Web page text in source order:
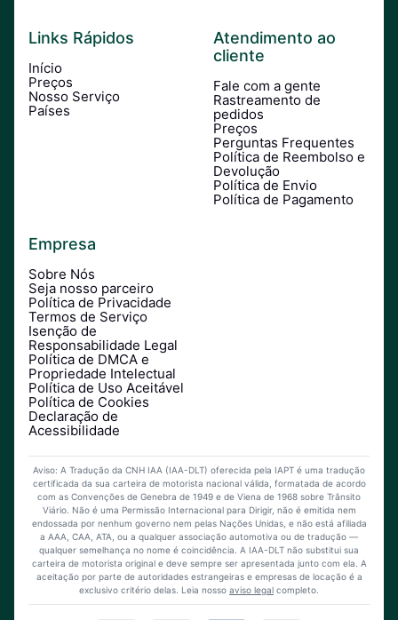
Links Rápidos
Início
Preços
Nosso Serviço
Países
Atendimento ao
cliente
Fale com a gente
Rastreamento de
pedidos
Preços
Perguntas Frequentes
Política de Reembolso e
Devolução
Política de Envio
Política de Pagamento
Empresa
Sobre Nós
Seja nosso parceiro
Política de Privacidade
Termos de Serviço
Isenção de
Responsabilidade Legal
Política de DMCA e
Propriedade Intelectual
Política de Uso Aceitável
Política de Cookies
Declaração de
Acessibilidade
Aviso: A Tradução da CNH IAA (IAA-DLT) oferecida pela IAPT é uma tradução
certificada da sua carteira de motorista nacional válida, formatada de acordo
com as Convenções de Genebra de 1949 e de Viena de 1968 sobre Trânsito
Viário. Não é uma Permissão Internacional para Dirigir, não é emitida nem
endossada por nenhum governo nem pelas Nações Unidas, e não está afiliada
a AAA, CAA, ATA, ou a qualquer associação automotiva ou de tradução —
qualquer semelhança no nome é coincidência. A IAA-DLT não substitui sua
carteira de motorista original e deve sempre ser apresentada junto com ela. A
aceitação por parte de autoridades estrangeiras e empresas de locação é a
exclusivo critério delas. Leia nosso aviso legal completo.